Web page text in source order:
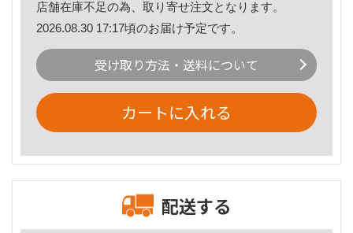
店舗在庫不足の為、取り寄せ注文となります。
2026.08.30 17:17頃のお届け予定です。
受け取り方法・送料について
カートに入れる
配送する